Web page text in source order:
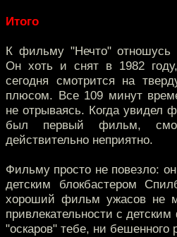
Итого
К фильму "Нечто" отношусь
Он хоть и снят в 1982
сегодня смотрится на
плюсом. Все 109 минут
не отрываясь. Когда увидел
был первый фильм,
действительно неприятно.
Фильму просто не повезло:
детским блокбастером
хороший фильм ужасов не
привлекательности с
"оскаров" тебе, ни бешенного